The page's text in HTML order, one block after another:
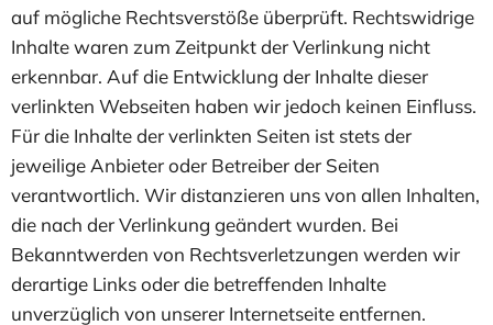
auf mögliche Rechtsverstöße überprüft. Rechtswidrige
Inhalte waren zum Zeitpunkt der Verlinkung nicht
erkennbar. Auf die Entwicklung der Inhalte dieser
verlinkten Webseiten haben wir jedoch keinen Einfluss.
Für die Inhalte der verlinkten Seiten ist stets der
jeweilige Anbieter oder Betreiber der Seiten
verantwortlich. Wir distanzieren uns von allen Inhalten,
die nach der Verlinkung geändert wurden. Bei
Bekanntwerden von Rechtsverletzungen werden wir
derartige Links oder die betreffenden Inhalte
unverzüglich von unserer Internetseite entfernen.